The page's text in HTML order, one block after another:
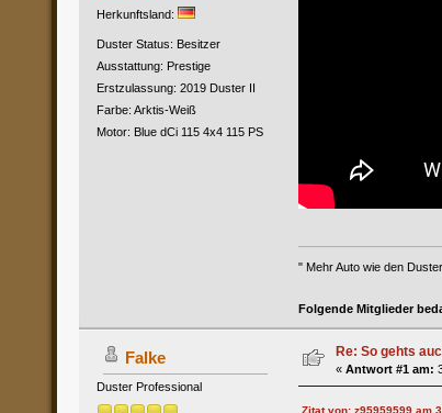
Herkunftsland:
Duster Status: Besitzer
Ausstattung: Prestige
Erstzulassung: 2019 Duster II
Farbe: Arktis-Weiß
Motor: Blue dCi 115 4x4 115 PS
" Mehr Auto wie den
Folgende Mitglieder
Falke
Duster Professional
Re: So gehts
« Antwort #1 am:
Zitat von: z95959599 am